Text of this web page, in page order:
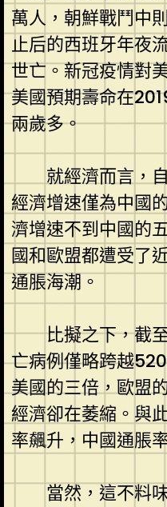
萬人，朝鮮戰鬥中
止后的西班牙年夜
世亡。新冠疫情對
美國預期壽命在
兩歲多。
就經濟而言，
經濟增速僅為中國
濟增速不到中國的
國和歐盟都遭受了
通脹海潮。
比擬之下，截
亡病例僅略跨越
美國的三倍，歐盟
經濟卻在萎縮。與
率飆升，中國通脹
當然，這不料